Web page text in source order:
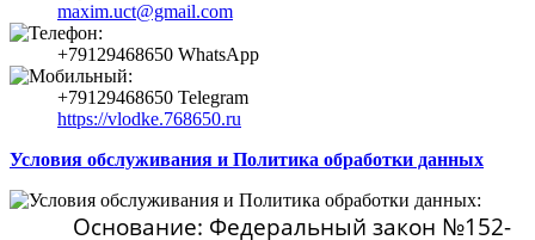
maxim.uct@gmail.com
+79129468650 WhatsApp
+79129468650 Telegram
https://vlodke.768650.ru
Условия обслуживания и Политика обработки данных
Основание: Федеральный закон №152-